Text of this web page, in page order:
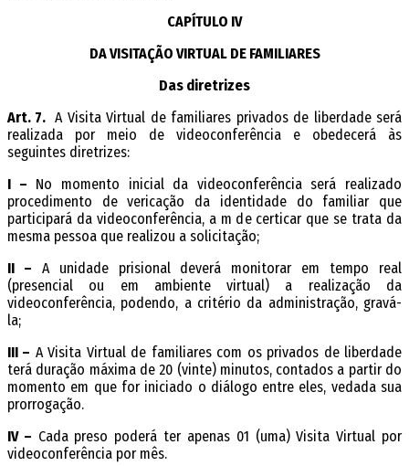
CAPÍTULO IV
DA VISITAÇÃO VIRTUAL DE FAMILIARES
Das diretrizes
Art. 7. A Visita Virtual de familiares privados de liberdade será
realizada por meio de videoconferência e obedecerá às
seguintes diretrizes:
I – No momento inicial da videoconferência será realizado
procedimento de verificação da identidade do familiar que
participará da videoconferência, a fim de certificar que se trata da
mesma pessoa que realizou a solicitação;
II – A unidade prisional deverá monitorar em tempo real
(presencial ou em ambiente virtual) a realização da
videoconferência, podendo, a critério da administração, gravá-
la;
III – A Visita Virtual de familiares com os privados de liberdade
terá duração máxima de 20 (vinte) minutos, contados a partir do
momento em que for iniciado o diálogo entre eles, vedada sua
prorrogação.
IV – Cada preso poderá ter apenas 01 (uma) Visita Virtual por
videoconferência por mês.